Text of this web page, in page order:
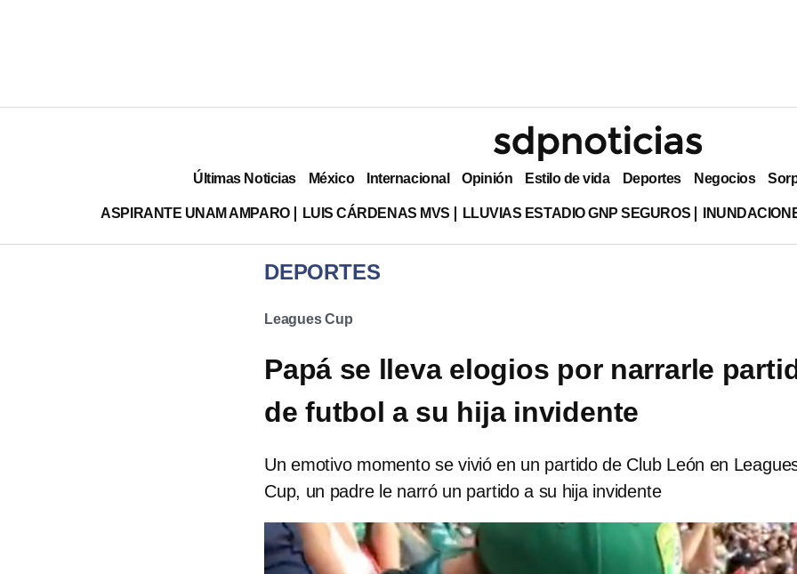
Últimas Noticias México Internacional Opinión Estilo de vida Deportes Negocios
ASPIRANTE UNAM AMPARO LUIS CÁRDENAS MVS LLUVIAS ESTADIO GNP SEGUROS
DEPORTES
Leagues Cup
Papá se lleva elogios por narrarle
de futbol a su hija invidente
Un emotivo momento se vivió en un partido de Club León en
Cup, un padre le narró un partido a su hija invidente